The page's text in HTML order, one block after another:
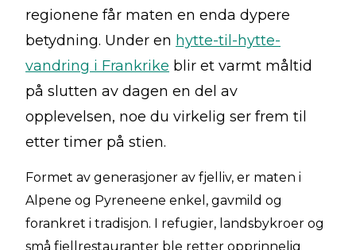
regionene får maten en enda dypere
betydning. Under en hytte-til-hytte-
vandring i Frankrike blir et varmt måltid
på slutten av dagen en del av
opplevelsen, noe du virkelig ser frem til
etter timer på stien.
Formet av generasjoner av fjelliv, er maten i
Alpene og Pyreneene enkel, gavmild og
forankret i tradisjon. I refugier, landsbykroer og
små fjellrestauranter ble retter opprinnelig